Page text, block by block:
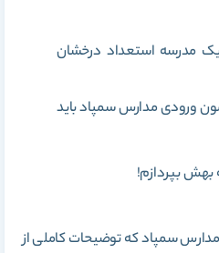
مدرسه استعداد درخشان
ورودی مدارس سمپاد باید
بهش بپردازم!
مدارس سمپاد که توضیحات کاملی از